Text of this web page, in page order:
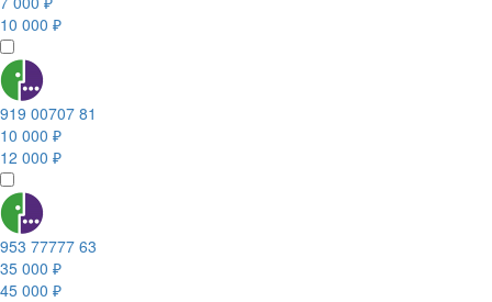
10 000 ₽
919 00707 81
10 000 ₽
12 000 ₽
953 77777 63
35 000 ₽
45 000 ₽